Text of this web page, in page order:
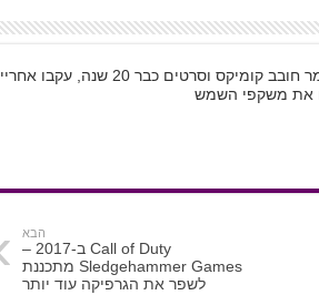
שמי קובי רוזנטל, בן 28 מתל אביב, גיימר חובב קומיקס וסרטים כבר 20 שנה, עקבו אחריי
הבא
Call of Duty ב-2017 –
Sledgehammer Games מתכננת
לשפר את הגרפיקה עוד יותר